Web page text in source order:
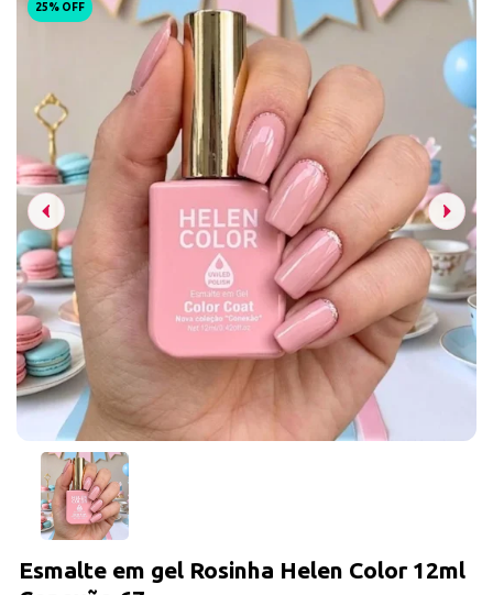
25% OFF
Esmalte em gel Rosinha Helen Color 12ml